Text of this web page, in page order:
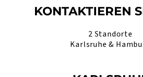
KONTAKTIEREN
2 Standorte
Karlsruhe &